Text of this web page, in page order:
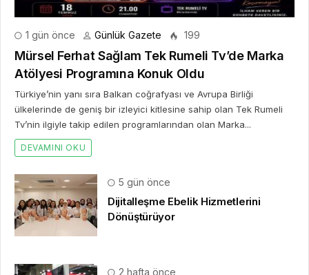
1 gün önce Günlük Gazete 199
Mürsel Ferhat Sağlam Tek Rumeli Tv’de Marka
Atölyesi Programına Konuk Oldu
Türkiye’nin yanı sıra Balkan coğrafyası ve Avrupa Birliği
ülkelerinde de geniş bir izleyici kitlesine sahip olan Tek Rumeli
Tv’nin ilgiyle takip edilen programlarından olan Marka...
DEVAMINI OKU
5 gün önce
Dijitalleşme Ebelik Hizmetlerini
Dönüştürüyor
2 hafta önce